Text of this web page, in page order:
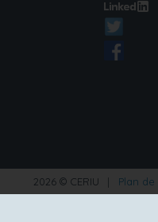
2026 © CERIU | Plan de